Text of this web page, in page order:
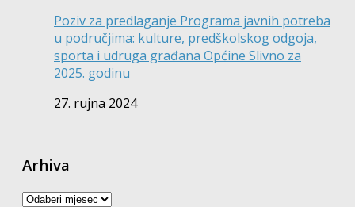
Poziv za predlaganje Programa javnih potreba
u područjima: kulture, predškolskog odgoja,
sporta i udruga građana Općine Slivno za
2025. godinu
27. rujna 2024
Arhiva
Arhiva